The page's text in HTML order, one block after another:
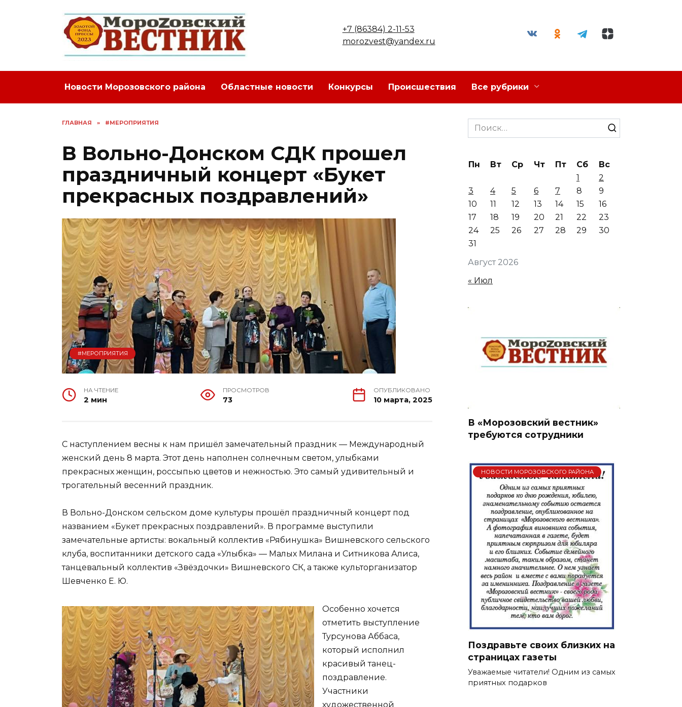
+7 (86384) 2-11-53
morozvest@yandex.ru
Новости Морозовского района Областные новости Конкурсы Происшествия Все рубрики
ГЛАВНАЯ » #МЕРОПРИЯТИЯ
В Вольно-Донском СДК прошел
праздничный концерт «Букет
прекрасных поздравлений»
#МЕРОПРИЯТИЯ
НА ЧТЕНИЕ
2 мин
ПРОСМОТРОВ
73
ОПУБЛИКОВАНО
10 марта, 2025
С наступлением весны к нам пришёл замечательный праздник — Международный
женский день 8 марта. Этот день наполнен солнечным светом, улыбками
прекрасных женщин, россыпью цветов и нежностью. Это самый удивительный и
трогательный весенний праздник.
В Вольно-Донском сельском доме культуры прошёл праздничный концерт под
названием «Букет прекрасных поздравлений». В программе выступили
замечательные артисты: вокальный коллектив «Рябинушка» Вишневского сельского
клуба, воспитанники детского сада «Улыбка» — Малых Милана и Ситникова Алиса,
танцевальный коллектив «Звёздочки» Вишневского СК, а также культорганизатор
Шевченко Е. Ю.
Особенно хочется
отметить выступление
Турсунова Аббаса,
который исполнил
красивый танец-
поздравление.
Участники
художественной
Search
for:
Август 2026
Пн Вт Ср Чт Пт Сб
Вс
1
2
3
4 5 6 7 8
9
10
11 12 13 14 15
16
17
18 19 20 21 22
23
24
25 26 27 28 29
30
31
« Июл
В «Морозовский вестник»
требуются сотрудники
НОВОСТИ МОРОЗОВСКОГО РАЙОНА
Поздравьте своих близких на
страницах газеты
Уважаемые читатели! Одним из самых
приятных подарков